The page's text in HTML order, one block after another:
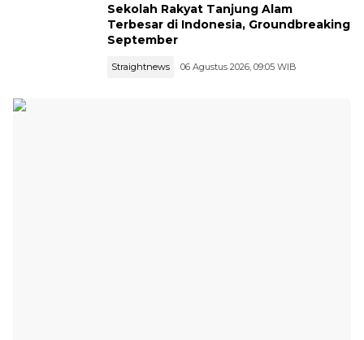
Sekolah Rakyat Tanjung Alam
Terbesar di Indonesia, Groundbreaking
September
Straightnews 06 Agustus 2026, 09:05 WIB